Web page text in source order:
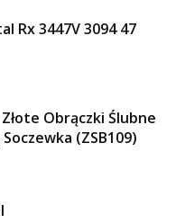
Rx 3447V 3094 47
Obrączki Ślubne
(ZSB109)